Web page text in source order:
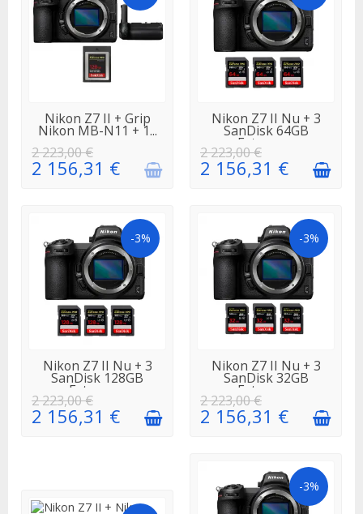
EN
RÉAPPROVISIONNEMENT
Nikon Z7 II + Grip
Nikon MB-N11 + 1...
2 223,00 €
2 156,31 €
EN STOCK
Nikon Z7 II Nu + 3
SanDisk 64GB
Extreme...
2 223,00 €
2 156,31 €
-3%
EN STOCK
Nikon Z7 II Nu + 3
SanDisk 128GB
Extreme...
2 223,00 €
2 156,31 €
-3%
EN STOCK
Nikon Z7 II Nu + 3
SanDisk 32GB
Extreme...
2 223,00 €
2 156,31 €
-3%